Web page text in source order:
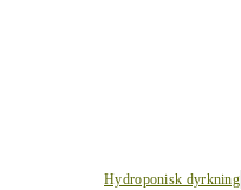
Hydroponisk dyrkning